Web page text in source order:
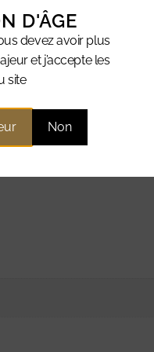
et des fromages
du Château L’Ermite
D'ÂGE
devez avoir plus
et j’accepte les
site
Non